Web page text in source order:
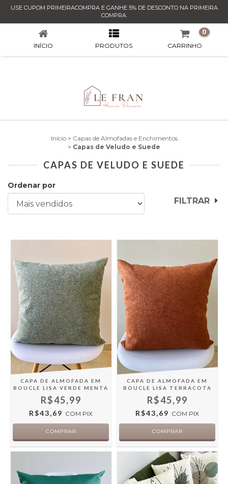
USE CUPOM PRIMEIRACOMPRA E GANHE 5% DE DESCONTO NA PRIMEIRA
COMPRA.
CAPAS DE VELUDO E SUEDE
INÍCIO PRODUTOS CARRINHO
0
Início > Capas de Almofadas e Enchimentos
> Capas de Veludo e Suede
CAPAS DE VELUDO E SUEDE
Ordenar por
FILTRAR
CAPA DE ALMOFADA EM
BOUCLE LISA VERDE MENTA
R$45,99
R$43,69 COM PIX
CAPA DE ALMOFADA EM
BOUCLE LISA TERRACOTA
R$45,99
R$43,69 COM PIX